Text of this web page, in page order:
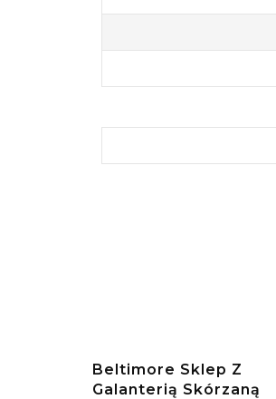
Beltimore Sklep Z
Galanterią Skórzaną